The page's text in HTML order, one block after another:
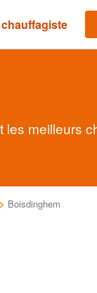
meilleurs
> Boisdinghem